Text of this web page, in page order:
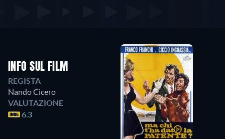
INFO SUL FILM
REGISTA
Nando Cicero
VALUTAZIONE
6.3